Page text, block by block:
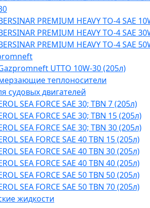
PREMIUM HEAVY TO-4 SAE
PREMIUM HEAVY TO-4 SAE
PREMIUM HEAVY TO-4 SAE
UTTO 10W-30 (205л)
теплоносители
судовых двигателей
SEA FORCE SAE 30; TBN 7 (205л)
SEA FORCE SAE 30; TBN 15 (205л)
SEA FORCE SAE 30; TBN 30 (205л)
SEA FORCE SAE 40 TBN 15 (205л)
SEA FORCE SAE 40 TBN 30 (205л)
SEA FORCE SAE 40 TBN 40​ (205л)
SEA FORCE SAE 50 TBN 50 (205л)
SEA FORCE SAE 50 TBN 70 (205л)
жидкости